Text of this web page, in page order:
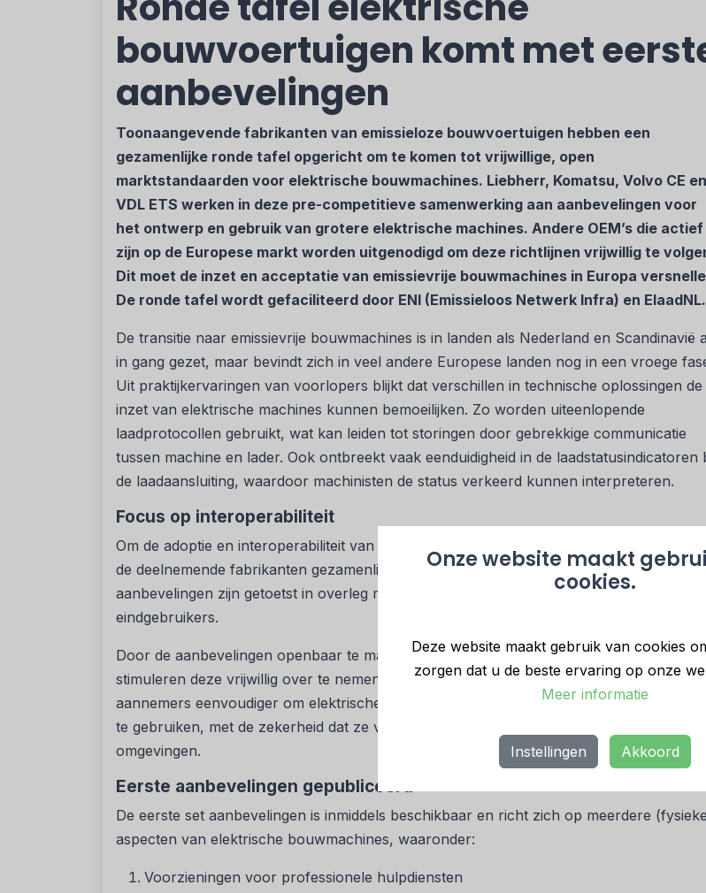
Onze website maakt
cookies.
Deze website maakt gebruik van cookies
zorgen dat u de beste ervaring op onze
Meer informatie
Instellingen Akkoord
bouwvoertuigen komt met
aanbevelingen
Toonaangevende fabrikanten van emissieloze bouwvoertuigen hebben een
gezamenlijke ronde tafel opgericht om te komen tot vrijwillige, open
marktstandaarden voor elektrische bouwmachines. Liebherr, Komatsu, Volvo CE en
VDL ETS werken in deze pre-competitieve samenwerking aan aanbevelingen voor
het ontwerp en gebruik van grotere elektrische machines. Andere OEM’s die actief
zijn op de Europese markt worden uitgenodigd om deze richtlijnen vrijwillig te
Dit moet de inzet en acceptatie van emissievrije bouwmachines in Europa
De ronde tafel wordt gefaciliteerd door ENI (Emissieloos Netwerk Infra) en ElaadNL.
De transitie naar emissievrije bouwmachines is in landen als Nederland en Scandinavië
in gang gezet, maar bevindt zich in veel andere Europese landen nog in een vroege
Uit praktijkervaringen van voorlopers blijkt dat verschillen in technische oplossingen de
inzet van elektrische machines kunnen bemoeilijken. Zo worden uiteenlopende
laadprotocollen gebruikt, wat kan leiden tot storingen door gebrekkige communicatie
tussen machine en lader. Ook ontbreekt vaak eenduidigheid in de laadstatusindicatoren
de laadaansluiting, waardoor machinisten de status verkeerd kunnen interpreteren.
Focus op interoperabiliteit
Om de adoptie en interoperabiliteit van elektrische bouwmachines te verbeteren, hebben
de deelnemende fabrikanten gezamenlijk praktische best practices opgesteld. Deze
aanbevelingen zijn getoetst in overleg met een klankbordgroep van ervaren Europese
eindgebruikers.
Door de aanbevelingen openbaar te maken wil de OEM Roundtable andere fabrikanten
stimuleren deze vrijwillig over te nemen. Dit maakt het voor opdrachtgevers en
aannemers eenvoudiger om elektrische machines van verschillende merken naast elkaar
te gebruiken, met de zekerheid dat ze veilig en probleemloos functioneren in multi-
omgevingen.
Eerste aanbevelingen gepubliceerd
De eerste set aanbevelingen is inmiddels beschikbaar en richt zich op meerdere
aspecten van elektrische bouwmachines, waaronder:
Voorzieningen voor professionele hulpdiensten